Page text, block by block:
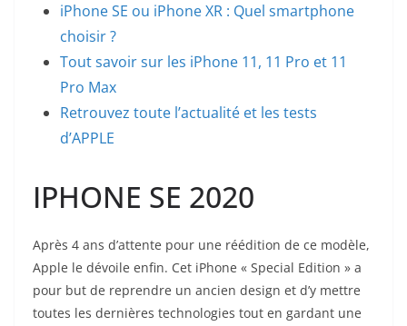
iPhone SE ou iPhone XR : Quel smartphone
choisir ?
Tout savoir sur les iPhone 11, 11 Pro et 11
Pro Max
Retrouvez toute l’actualité et les tests
d’APPLE
IPHONE SE 2020
Après 4 ans d’attente pour une réédition de ce modèle,
Apple le dévoile enfin. Cet iPhone « Special Edition » a
pour but de reprendre un ancien design et d’y mettre
toutes les dernières technologies tout en gardant une